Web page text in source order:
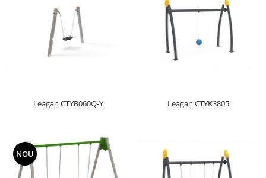
Leagan CTYB060Q-Y Leagan CTYK3805
NOU